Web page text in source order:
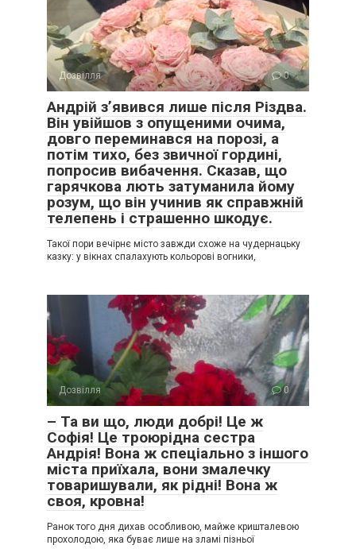
Дозвілля 0
Андрій з’явився лише після Різдва.
Він увійшов з опущеними очима,
довго переминався на порозі, а
потім тихо, без звичної гордині,
попросив вибачення. Сказав, що
гарячкова лють затуманила йому
розум, що він учинив як справжній
телепень і страшенно шкодує.
Такої пори вечірнє місто завжди схоже на чудернацьку
казку: у вікнах спалахують кольорові вогники,
Дозвілля 0
– Та ви що, люди добрі! Це ж
Софія! Це троюрідна сестра
Андрія! Вона ж спеціально з іншого
міста приїхала, вони змалечку
товаришували, як рідні! Вона ж
своя, кровна!
Ранок того дня дихав особливою, майже кришталевою
прохолодою, яка буває лише на зламі пізньої